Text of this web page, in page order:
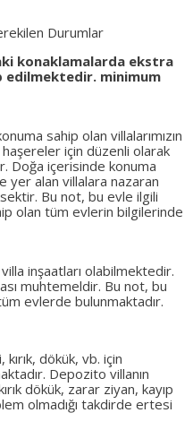
Durumlar
konaklamalarda ekstra
edilmektedir. minimum
sahip olan villalarımızın
için düzenli olarak
Doğa içerisinde konuma
yer alan villalara nazaran
Bu not, bu evle ilgili
olan tüm evlerin bilgilerinde
inşaatları olabilmektedir.
muhtemeldir. Bu not, bu
evlerde bulunmaktadır.
dökük, vb. için
Depozito villanın
dökük, zarar ziyan, kayıp
olmadığı takdirde ertesi